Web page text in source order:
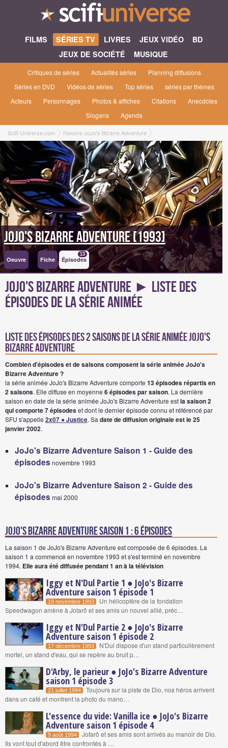
FILMS SÉRIES TV LIVRES JEUX VIDÉO
BD
JEUX DE SOCIÉTÉ
MUSIQUE
Critiques de séries Actualités séries
Planning diffusions
Séries en DVD
Vidéos de séries Top séries
séries par thèmes
Acteurs
Personnages Photos & affiches Citations
Anecdotes
Slogans
Agenda
Scifi-Universe.com
l'oeuvre JoJo's Bizarre Adventure
JoJo's Bizarre Adventure [1993]
Liste des épisodes
JoJo's Bizarre Adventure [1993]
Oeuvre Fiche Épisodes
13
JoJo's Bizarre Adventure ► Liste des
épisodes de la série animée
Liste des épisodes des 2 saisons de la série animée jojo's
bizarre adventure
Combien d'épisodes et de saisons composent la série animée JoJo's
Bizarre Adventure ?
la série animée JoJo's Bizarre Adventure comporte 13 épisodes répartis en
2 saisons. Elle diffuse en moyenne 6 épisodes par saison. La dernière
saison en date de la série animée JoJo's Bizarre Adventure estla saison 2
qui comporte 7 épisodeset dont le dernier épisode connu et référencé par
SFU s'appelle 2x07 ● Justice. Sa date de diffusion originale est le 25
janvier 2002.
JoJo's Bizarre Adventure Saison 1 - Guide des
épisodes novembre 1993
JoJo's Bizarre Adventure Saison 2 - Guide des
épisodes mai 2000
jojo's bizarre adventure saison 1 : 6 épisodes
La saison 1 de JoJo's Bizarre Adventure est composée de 6 épisodes. La
saison 1 a commencé en novembre 1993 et s'est terminé en novembre
1994. Elle aura été diffusée pendant 1 an à la télévision
Iggy et N'Dul Partie 1 ● JoJo's Bizarre
Adventure saison 1 épisode 1
19 novembre 1993
Un hélicoptère de la fondation
Speedwagon amène à Jotarô et ses amis un nouvel allié, préc…
Iggy et N'Dul Partie 2 ● JoJo's Bizarre
Adventure saison 1 épisode 2
17 décembre 1993
N'Dul dispose d'un stand particulièrement
mortel, un stand d'eau, qui se repère au bruit p…
D'Arby, le parieur ● JoJo's Bizarre Adventure
saison 1 épisode 3
21 juillet 1994
Toujours sur la piste de Dio, nos héros arrivent
dans un café et montrent la photo du mano…
L'essence du vide: Vanilla ice ● JoJo's Bizarre
Adventure saison 1 épisode 4
9 août 1994
Jotarô et ses amis sont arrivés au manoir de Dio.
Ils vont tout d'abord être confrontés à …